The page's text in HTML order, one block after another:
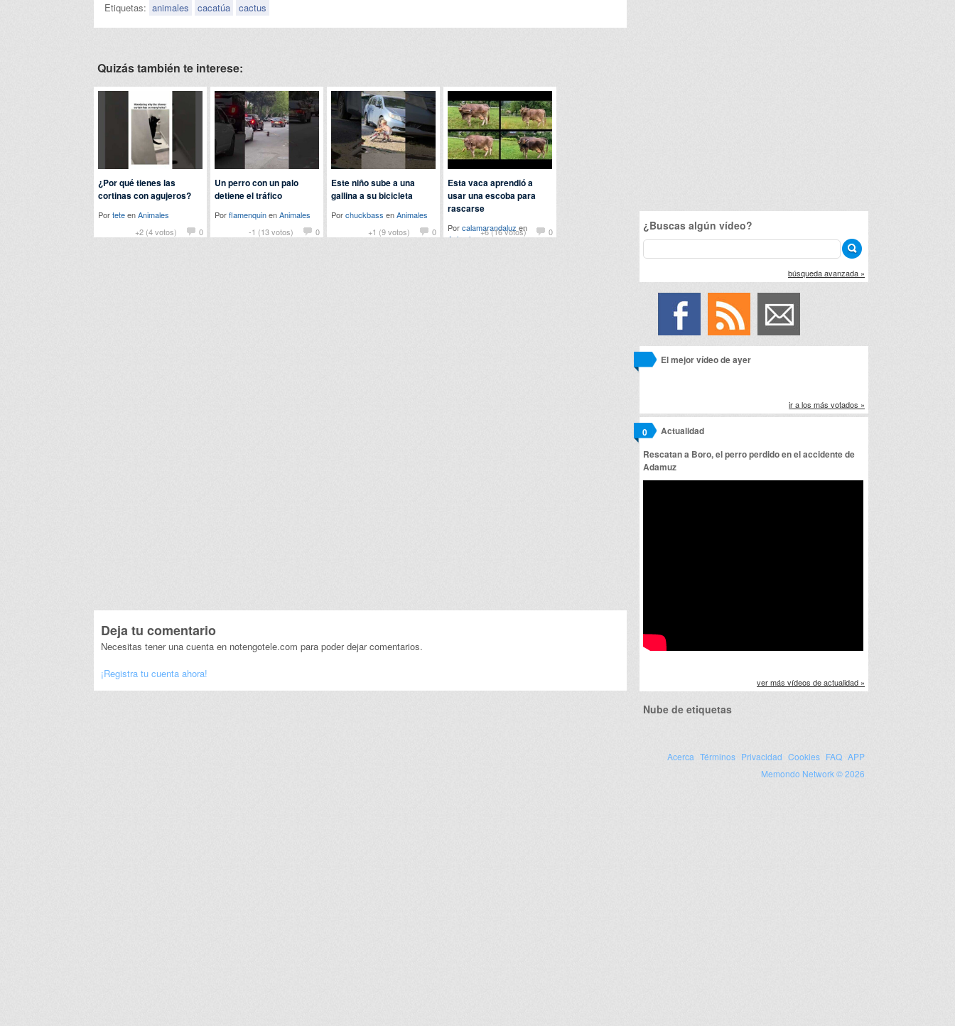
Etiquetas: animales cacatúa cactus
Quizás también te interese:
+2 (4 votos) 0
¿Por qué tienes las
cortinas con agujeros?
PorteteenAnimales
-1 (13 votos)
0
Un perro con un palo
detiene el tráfico
PorflamenquinenAnimales
+1 (9 votos)
0
Este niño sube a una
gallina a su bicicleta
Porchuckbass enAnimales
+6 (16 votos)
0
Esta vaca aprendió a
usar una escoba para
rascarse
Porcalamarandaluz en
Animales
Deja tu comentario
Necesitas tener una cuenta en notengotele.com para poder dejar comentarios.
¡Registra tu cuenta ahora!
¿Buscas algún vídeo?
búsqueda avanzada »
El mejor vídeo de ayer
ir a los más votados »
Actualidad
0
Rescatan a Boro, el perro perdido en el accidente de
Adamuz
ver más vídeos de actualidad »
Nube de etiquetas
Acerca Términos Privacidad Cookies FAQ APP
Memondo Network © 2026